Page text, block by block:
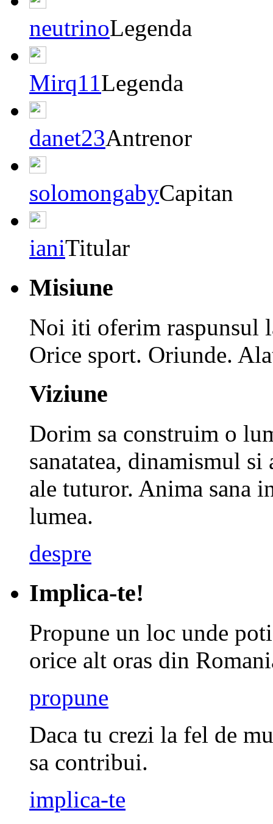
neutrinoLegenda
Mirq11Legenda
danet23Antrenor
solomongabyCapitan
ianiTitular
Misiune
Noi iti oferim raspunsul
Orice sport. Oriunde.
Viziune
Dorim sa construim o
sanatatea, dinamismul
ale tuturor. Anima sana
lumea.
despre
Implica-te!
Propune un loc unde
orice alt oras din
propune
Daca tu crezi la fel de
sa contribui.
implica-te